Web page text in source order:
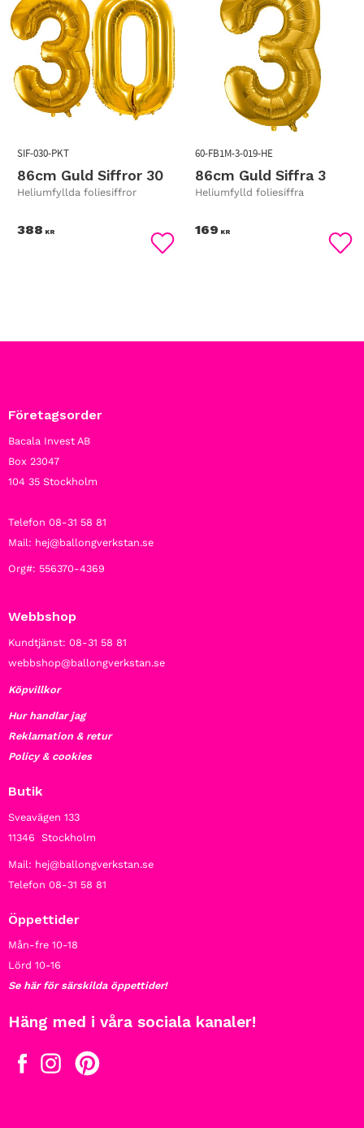
86cm Guld Siffror 30
Heliumfyllda foliesiffror
SIF-030-PKT
388 KR
Lägg till i favoriter
86cm Guld Siffra 3
Heliumfylld foliesiffra
60-FB1M-3-019-HE
169 KR
Företagsorder
Bacala Invest AB
Box 23047
104 35 Stockholm
Telefon 08-31 58 81
Mail: hej@ballongverkstan.se
Org#: 556370-4369
Webbshop
Kundtjänst: 08-31 58 81
webbshop@ballongverkstan.se
Köpvillkor
Hur handlar jag
Reklamation & retur
Policy & cookies
Butik
Sveavägen 133
11346 Stockholm
Mail: hej@ballongverkstan.se
Telefon 08-31 58 81
Öppettider
Mån-fre 10-18
Lörd 10-16
Se här för särskilda öppettider!
Häng med i våra sociala kanaler!